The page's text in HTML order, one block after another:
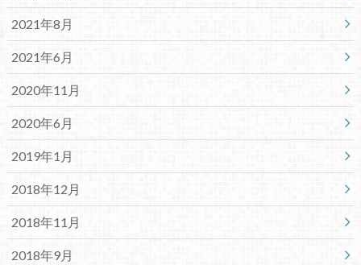
2021年8月
2021年6月
2020年11月
2020年6月
2019年1月
2018年12月
2018年11月
2018年9月